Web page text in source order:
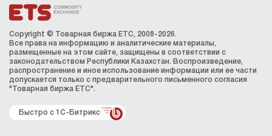
Copyright © Товарная биржа ЕТС, 2008-2026.
Все права на информацию и аналитические материалы,
размещенные на этом сайте, защищены в соответствии с
законодательством Республики Казахстан. Воспроизведение,
распространение и иное использование информации или ее части
допускается только с предварительного письменного согласия
"Товарная биржа ЕТС".
Быстро с 1С-Битрикс